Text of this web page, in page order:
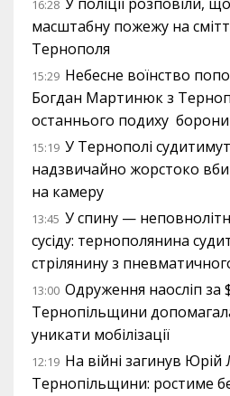
16:28 У поліції розповіли,
масштабну пожежу на
Тернополя
15:29 Небесне воїнство
Богдан Мартинюк з
останнього подиху
15:19 У Тернополі
надзвичайно жорстоко
на камеру
13:45 У спину —
сусіду: тернополянина
стрілянину з
13:00 Одруження наосліп за
Тернопільщини
уникати мобілізації
12:19 На війні загинув
Тернопільщини: ростиме